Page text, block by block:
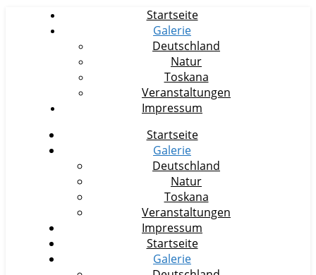
Startseite
Galerie
Deutschland
Natur
Toskana
Veranstaltungen
Impressum
Startseite
Galerie
Deutschland
Natur
Toskana
Veranstaltungen
Impressum
Startseite
Galerie